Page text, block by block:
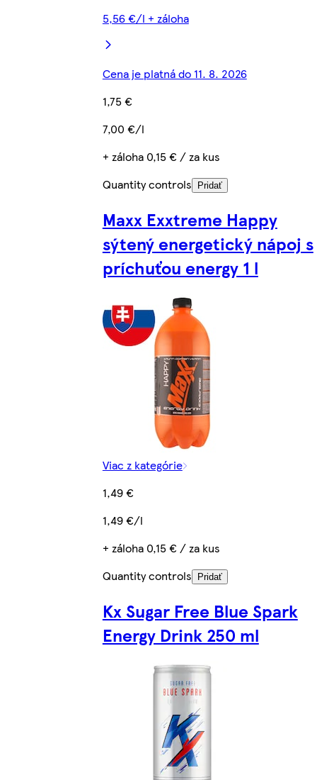
5,56 €/l + záloha
Cena je platná do 11. 8. 2026
1,75 €
7,00 €/l
+ záloha 0,15 € / za kus
Quantity controls
Pridať
Maxx Exxtreme Happy
sýtený energetický nápoj s
príchuťou energy 1 l
Viac z kategórie
1,49 €
1,49 €/l
+ záloha 0,15 € / za kus
Quantity controls
Pridať
Kx Sugar Free Blue Spark
Energy Drink 250 ml